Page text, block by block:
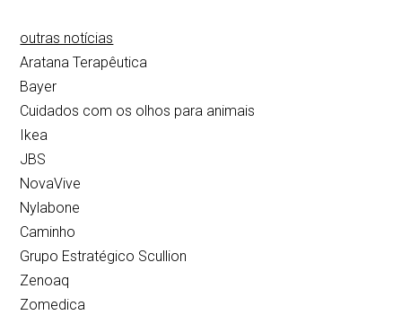
outras notícias
Aratana Terapêutica
Bayer
Cuidados com os olhos para animais
Ikea
JBS
NovaVive
Nylabone
Caminho
Grupo Estratégico Scullion
Zenoaq
Zomedica